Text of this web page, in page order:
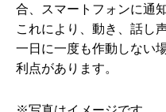
合、スマートフォンに通
これにより、動き、話し
一日に一度も作動しない
利点があります。